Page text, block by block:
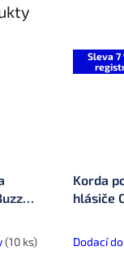
(10 ks)
Sleva 7
Korda
hlásiče
Dodací